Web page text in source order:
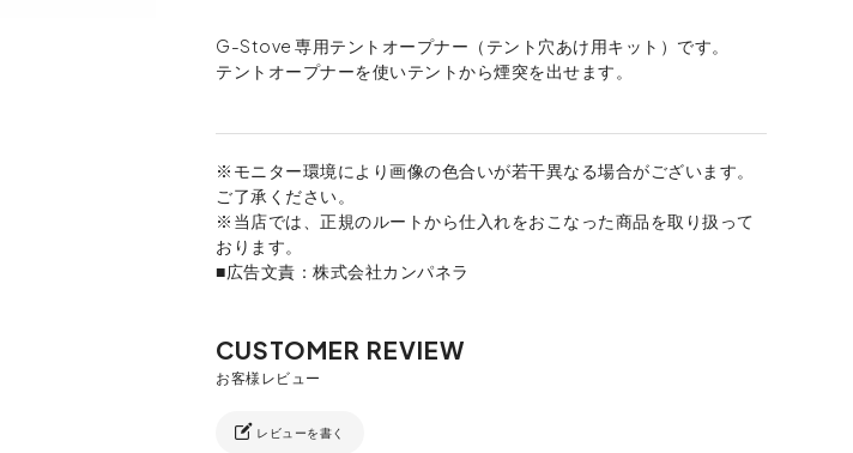
G-Stove 専用テントオープナー（テント穴あけ用キット）です。
テントオープナーを使いテントから煙突を出せます。
※モニター環境により画像の色合いが若干異なる場合がございます。
ご了承ください。
※当店では、正規のルートから仕入れをおこなった商品を取り扱って
おります。
■広告文責：株式会社カンパネラ
レビューを書く